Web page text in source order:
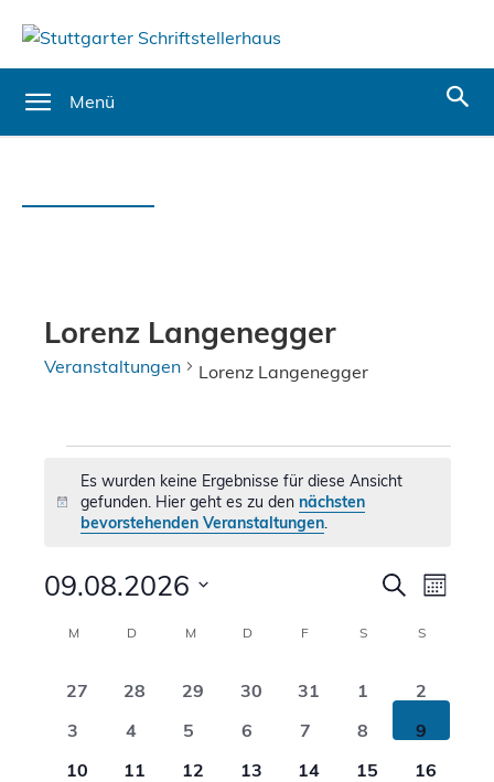
Menü
Lorenz Langenegger
Veranstaltungen Lorenz Langenegger
Veranstaltungen
Hinweis
Es wurden keine Ergebnisse für diese Ansicht
gefunden. Hier geht es zu den nächsten
bevorstehenden Veranstaltungen.
Suche
SucheMonat
09.08.2026
Kalender
von
Veranstaltungen
M MONTAG
DDIENSTAG
M MITTWOCH
D DONNERSTAG
F FREITAGSSAMSTAG
SSONNTAG
0
27
0
28
0
29
0
30
0
31
0
1
0
2
0
3
0
4
0
5
0
6
0
7
0
8
0
9
0
10
0
11
0
12
0
13
0
14
0
15
0
16